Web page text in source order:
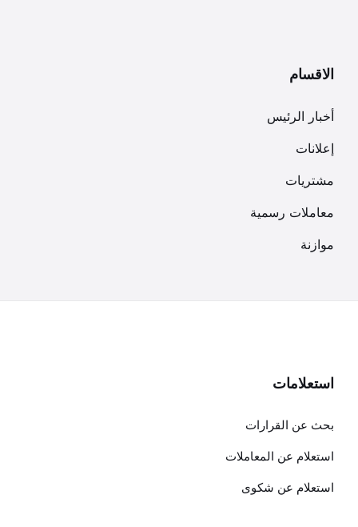
الاقسام
أخبار الرئيس
إعلانات
مشتريات
معاملات رسمية
موازنة
استعلامات
بحث عن القرارات
استعلام عن المعاملات
استعلام عن شكوى